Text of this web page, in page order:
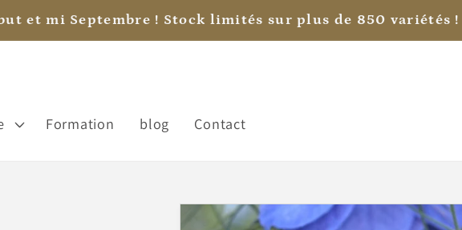
sa fête? Offrez lui la carte cadeau pour lui laisser le
Formation blog Contact